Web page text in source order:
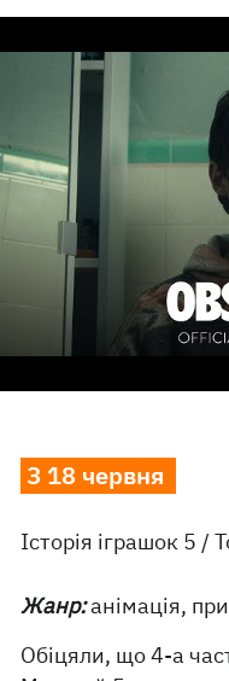
З 18 червня
Історія іграшок 5 /
Жанр:анімація,
Обіцяли, що 4-а